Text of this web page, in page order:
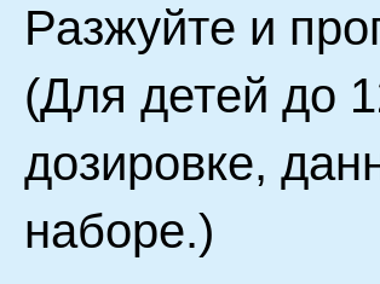
Разжуйте и
(Для детей до
дозировке,
наборе.)